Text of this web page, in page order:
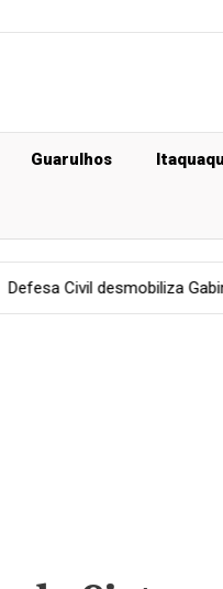
Guarulhos
Gabinete de Crise após